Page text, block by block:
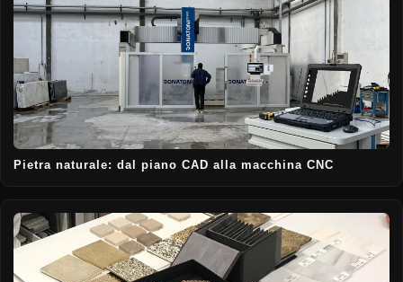
Pietra naturale: dal piano CAD alla macchina CNC